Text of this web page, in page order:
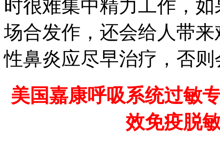
时很难集中精力工作，
场合发作，还会给人带
性鼻炎应尽早治疗，否
美国嘉康呼吸系统过敏
效免疫脱